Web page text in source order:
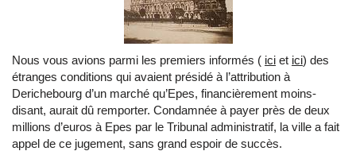
Nous vous avions parmi les premiers informés ( ici et ici) des
étranges conditions qui avaient présidé à l’attribution à
Derichebourg d’un marché qu’Epes, financièrement moins-
disant, aurait dû remporter. Condamnée à payer près de deux
millions d’euros à Epes par le Tribunal administratif, la ville a fait
appel de ce jugement, sans grand espoir de succès.